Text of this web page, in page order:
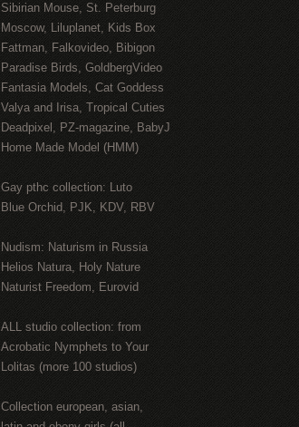
Sibirian Mouse, St. Peterburg
Moscow, Liluplanet, Kids Box
Fattman, Falkovideo, Bibigon
Paradise Birds, GoldbergVideo
Fantasia Models, Cat Goddess
Valya and Irisa, Tropical Cuties
Deadpixel, PZ-magazine, BabyJ
Home Made Model (HMM)
Gay рthс collection: Luto
Blue Orchid, PJK, KDV, RBV
Nudism: Naturism in Russia
Helios Natura, Holy Nature
Naturist Freedom, Eurovid
ALL studio collection: from
Acrobatic Nymрhеts to Your
Lоlitаs (more 100 studios)
Collection european, asian,